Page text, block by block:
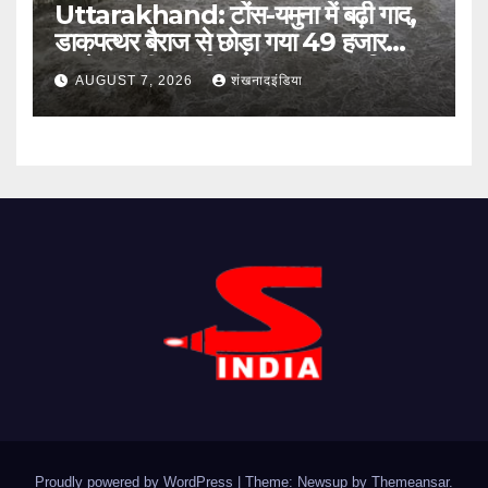
Uttarakhand: टोंस-यमुना में बढ़ी गाद,
डाकपत्थर बैराज से छोड़ा गया 49 हजार
क्यूसेक पानी; जलविद्युत उत्पादन प्रभावित
AUGUST 7, 2026 शंखनादइंडिया
Proudly powered by WordPress | Theme: Newsup by Themeansar.